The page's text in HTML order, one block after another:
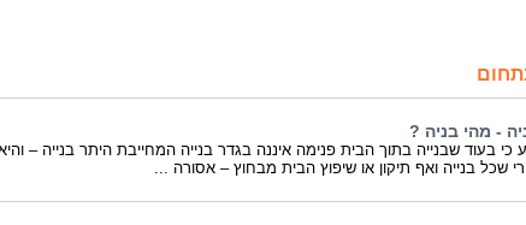
- מהי בניה ?
כי בעוד שבנייה בתוך הבית פנימה איננה בגדר בנייה המחייבת היתר בנייה –
שכל בנייה ואף תיקון או שיפוץ הבית מבחוץ – אסורה ...